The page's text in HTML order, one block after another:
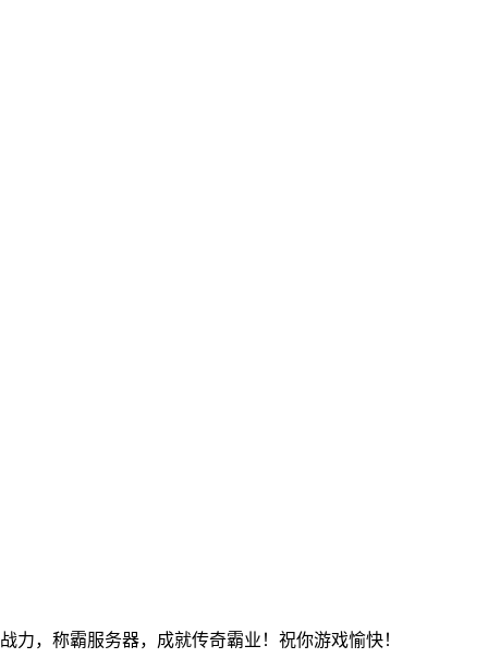
力，称霸服务器，成就传奇霸业！祝你游戏愉快！